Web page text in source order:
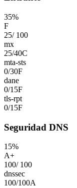
35%
F
25/ 100
mx
25/40C
mta-sts
0/30F
dane
0/15F
tls-rpt
0/15F
Seguridad DNS
15%
A+
100/ 100
dnssec
100/100A